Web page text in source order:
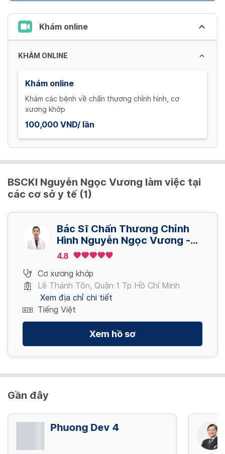
Khám online
KHÁM ONLINE
Khám online
Khám các bệnh về chấn thương chỉnh hình, cơ
xương khớp
100,000 VND/ lần
BSCKI Nguyễn Ngọc Vương làm việc tại
các cơ sở y tế (1)
Bác Sĩ Chấn Thương Chỉnh
Hình Nguyễn Ngọc Vương -
Khám Online
4.8
Cơ xương khớp
Lê Thánh Tôn, Quận 1 Tp Hồ Chí Minh
Xem địa chỉ chi tiết
Tiếng Việt
Xem hồ sơ
Gần đây
Phuong Dev 4